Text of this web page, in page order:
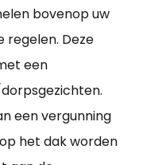
bovenop uw
regelen. Deze
een
een vergunning
het dak worden